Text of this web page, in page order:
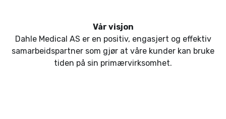
Vår visjon
Dahle Medical AS er en positiv, engasjert og effektiv
samarbeidspartner som gjør at våre kunder kan bruke
tiden på sin primærvirksomhet.